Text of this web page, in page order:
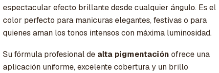
espectacular efecto brillante desde cualquier ángulo. Es el
color perfecto para manicuras elegantes, festivas o para
quienes aman los tonos intensos con máxima luminosidad.
Su fórmula profesional de alta pigmentación ofrece una
aplicación uniforme, excelente cobertura y un brillo